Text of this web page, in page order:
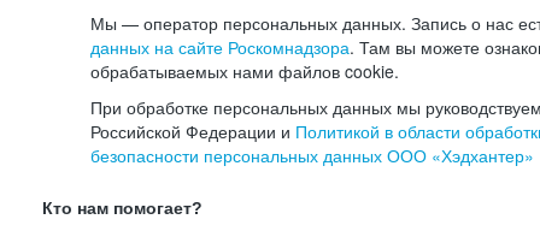
Мы — оператор персональных данных. Запись о нас
данных на сайте Роскомнадзора. Там вы можете
обрабатываемых нами файлов cookie.
При обработке персональных данных мы
Российской Федерации и Политикой в области
безопасности персональных данных ООО «Хэдхантер»
Кто нам помогает?